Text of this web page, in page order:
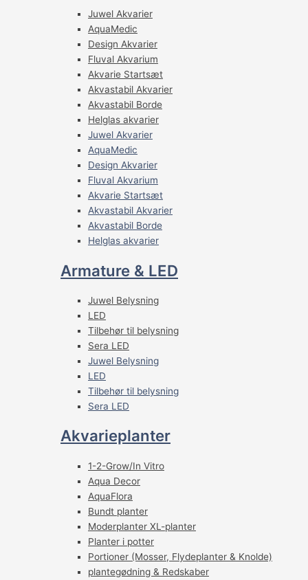
Juwel Akvarier
AquaMedic
Design Akvarier
Fluval Akvarium
Akvarie Startsæt
Akvastabil Akvarier
Akvastabil Borde
Helglas akvarier
Juwel Akvarier
AquaMedic
Design Akvarier
Fluval Akvarium
Akvarie Startsæt
Akvastabil Akvarier
Akvastabil Borde
Helglas akvarier
Armature & LED
Juwel Belysning
LED
Tilbehør til belysning
Sera LED
Juwel Belysning
LED
Tilbehør til belysning
Sera LED
Akvarieplanter
1-2-Grow/In Vitro
Aqua Decor
AquaFlora
Bundt planter
Moderplanter XL-planter
Planter i potter
Portioner (Mosser, Flydeplanter & Knolde)
plantegødning & Redskaber